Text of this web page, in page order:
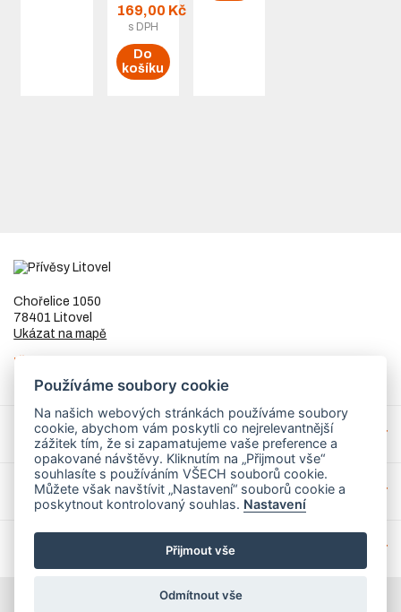
169,00 Kč
s DPH
Do
košíku
Chořelice 1050
78401 Litovel
Ukázat na mapě
IČ
DIČCZ8253255307
Přívěsy a náhradní díly
Servis
Mohlo by Vás zajímat
© 2026 PrivesyLitovel.cz
Používáme soubory cookie
Na našich webových stránkách používáme soubory
cookie, abychom vám poskytli co nejrelevantnější
zážitek tím, že si zapamatujeme vaše preference a
opakované návštěvy. Kliknutím na „Přijmout vše“
souhlasíte s používáním VŠECH souborů cookie.
Můžete však navštívit „Nastavení“ souborů cookie a
poskytnout kontrolovaný souhlas. Nastavení
Přijmout vše
Odmítnout vše